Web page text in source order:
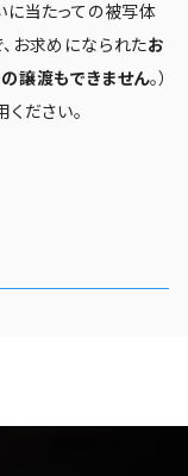
に当たっての被写体
お求めになられたお
譲渡もできません。）
ださい。